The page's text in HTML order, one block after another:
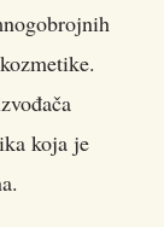
koja je